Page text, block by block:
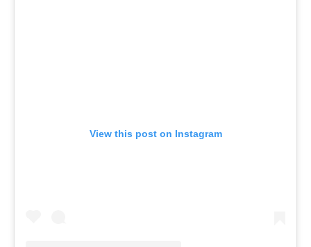
View this post on Instagram